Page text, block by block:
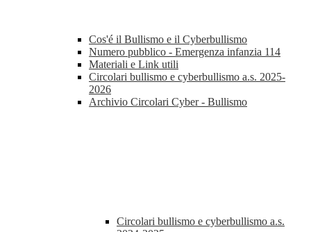
Cos'é il Bullismo e il Cyberbullismo
Numero pubblico - Emergenza infanzia 114
Materiali e Link utili
Circolari bullismo e cyberbullismo a.s. 2025-
2026
Archivio Circolari Cyber - Bullismo
Circolari bullismo e cyberbullismo a.s.